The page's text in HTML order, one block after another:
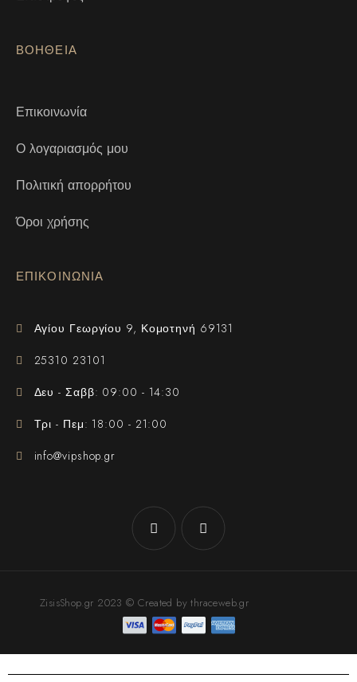
ΒΟΗΘΕΙΑ
Επικοινωνία
Ο λογαριασμός μου
Πολιτική απορρήτου
Όροι χρήσης
ΕΠΙΚΟΙΝΩΝΙΑ
Αγίου Γεωργίου 9, Κομοτηνή 69131
25310 23101
Δευ - Σαββ: 09:00 - 14:30
Τρι - Πεμ: 18:00 - 21:00
info@vipshop.gr
ZisisShop.gr 2023 © Created by thraceweb.gr